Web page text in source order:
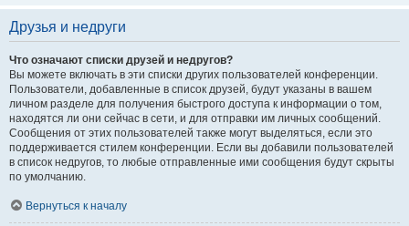
Друзья и недруги
Что означают списки друзей и недругов?
Вы можете включать в эти списки других пользователей конференции.
Пользователи, добавленные в список друзей, будут указаны в вашем
личном разделе для получения быстрого доступа к информации о том,
находятся ли они сейчас в сети, и для отправки им личных сообщений.
Сообщения от этих пользователей также могут выделяться, если это
поддерживается стилем конференции. Если вы добавили пользователей
в список недругов, то любые отправленные ими сообщения будут скрыты
по умолчанию.
Вернуться к началу